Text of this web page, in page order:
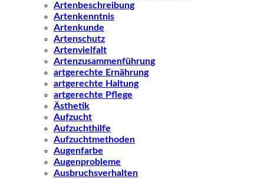
Artenbeschreibung
Artenkenntnis
Artenkunde
Artenschutz
Artenvielfalt
Artenzusammenführung
artgerechte Ernährung
artgerechte Haltung
artgerechte Pflege
Ästhetik
Aufzucht
Aufzuchthilfe
Aufzuchtmethoden
Augenfarbe
Augenprobleme
Ausbruchsverhalten